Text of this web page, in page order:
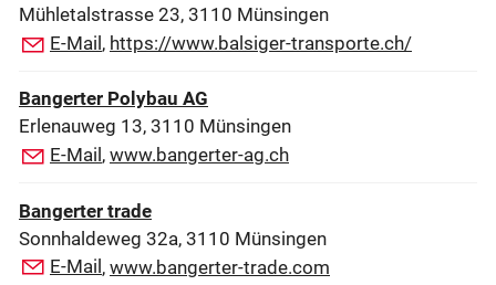
Mühletalstrasse 23, 3110 Münsingen
E-Mail, https://www.balsiger-transporte.ch/
Bangerter Polybau AG
Erlenauweg 13, 3110 Münsingen
E-Mail, www.bangerter-ag.ch
Bangerter trade
Sonnhaldeweg 32a, 3110 Münsingen
E-Mail , www.bangerter-trade.com